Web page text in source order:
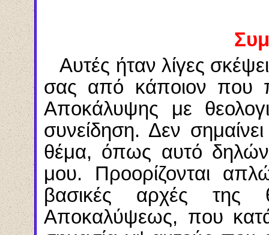
Αυτές ήταν λίγες
σας από κάποιον που
Αποκάλυψης με
συνείδηση. Δεν
θέμα, όπως αυτό
μου. Προορίζονται
βασικές αρχές της
Αποκαλύψεως, που